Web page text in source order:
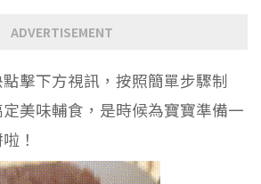
ADVERTISEMENT
擊下方視訊，按照簡單步驟制
美味輔食，是時候為寶寶準備一
！